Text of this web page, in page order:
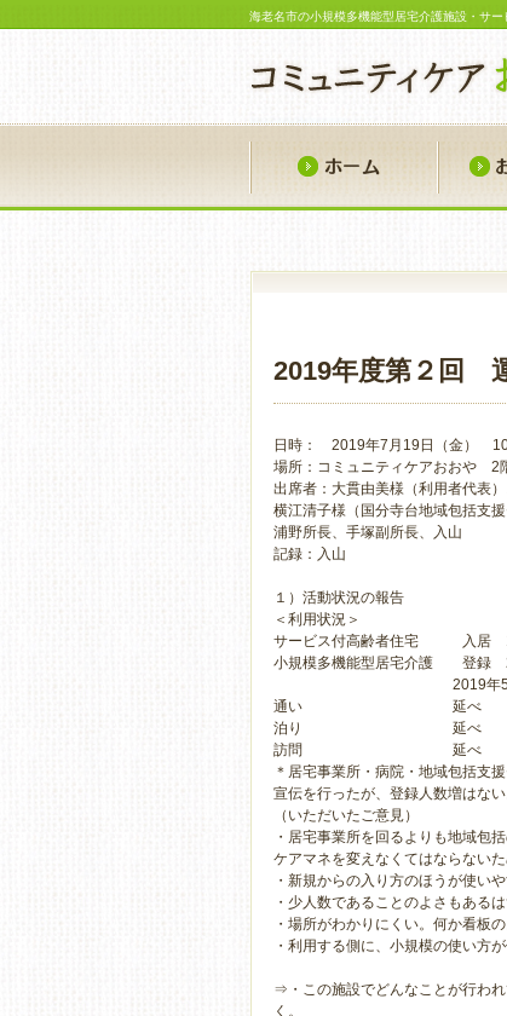
海老名市の小規模多機能型居宅介護施設・サ
ホーム
2019年度第２回
日時： 2019年7月19日（金）
場所：コミュニティケアおおや 2
出席者：大貫由美様（利用者代表
横江清子様（国分寺台地域包括支
浦野所長、手塚副所長、入山
記録：入山
１）活動状況の報告
＜利用状況＞
サービス付高齢者住宅 入居
小規模多機能型居宅介護 登録
2019年
通い
延べ
泊り
延べ
訪問
延べ
＊居宅事業所・病院・地域包括支
宣伝を行ったが、登録人数増はない
（いただいたご意見）
・居宅事業所を回るよりも地域包
ケアマネを変えなくてはならない
・新規からの入り方のほうが使い
・少人数であることのよさもある
・場所がわかりにくい。何か看板
・利用する側に、小規模の使い方
⇒・この施設でどんなことが行わ
く。